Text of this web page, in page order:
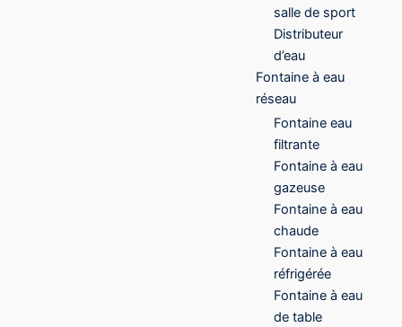
salle de sport
Distributeur
d’eau
Fontaine à eau
réseau
Fontaine eau
filtrante
Fontaine à eau
gazeuse
Fontaine à eau
chaude
Fontaine à eau
réfrigérée
Fontaine à eau
de table